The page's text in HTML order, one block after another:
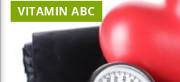
VITAMIN ABC